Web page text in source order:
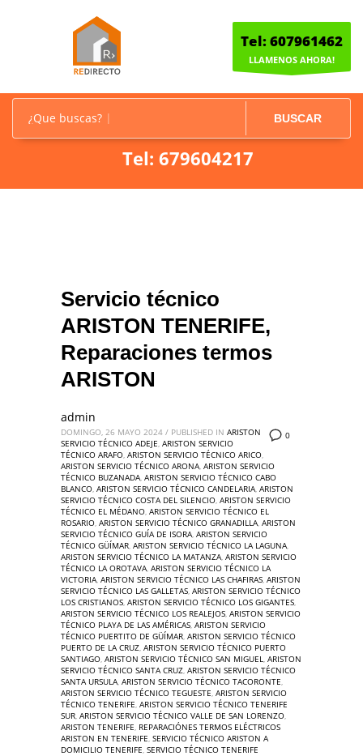
Tel: 607961462
LLAMENOS AHORA!
¿Que buscas? BUSCAR
Tel: 679604217
Servicio técnico
ARISTON TENERIFE,
Reparaciones termos
ARISTON
0
admin
DOMINGO, 26 MAYO 2024 / PUBLISHED IN ARISTON
SERVICIO TÉCNICO ADEJE, ARISTON SERVICIO
TÉCNICO ARAFO, ARISTON SERVICIO TÉCNICO ARICO,
ARISTON SERVICIO TÉCNICO ARONA, ARISTON SERVICIO
TÉCNICO BUZANADA, ARISTON SERVICIO TÉCNICO CABO
BLANCO, ARISTON SERVICIO TÉCNICO CANDELARIA, ARISTON
SERVICIO TÉCNICO COSTA DEL SILENCIO, ARISTON SERVICIO
TÉCNICO EL MÉDANO, ARISTON SERVICIO TÉCNICO EL
ROSARIO, ARISTON SERVICIO TÉCNICO GRANADILLA, ARISTON
SERVICIO TÉCNICO GUÍA DE ISORA, ARISTON SERVICIO
TÉCNICO GÜÍMAR, ARISTON SERVICIO TÉCNICO LA LAGUNA,
ARISTON SERVICIO TÉCNICO LA MATANZA, ARISTON SERVICIO
TÉCNICO LA OROTAVA, ARISTON SERVICIO TÉCNICO LA
VICTORIA, ARISTON SERVICIO TÉCNICO LAS CHAFIRAS, ARISTON
SERVICIO TÉCNICO LAS GALLETAS, ARISTON SERVICIO TÉCNICO
LOS CRISTIANOS, ARISTON SERVICIO TÉCNICO LOS GIGANTES,
ARISTON SERVICIO TÉCNICO LOS REALEJOS, ARISTON SERVICIO
TÉCNICO PLAYA DE LAS AMÉRICAS, ARISTON SERVICIO
TÉCNICO PUERTITO DE GÜÍMAR, ARISTON SERVICIO TÉCNICO
PUERTO DE LA CRUZ, ARISTON SERVICIO TÉCNICO PUERTO
SANTIAGO, ARISTON SERVICIO TÉCNICO SAN MIGUEL, ARISTON
SERVICIO TÉCNICO SANTA CRUZ, ARISTON SERVICIO TÉCNICO
SANTA URSULA, ARISTON SERVICIO TÉCNICO TACORONTE,
ARISTON SERVICIO TÉCNICO TEGUESTE, ARISTON SERVICIO
TÉCNICO TENERIFE, ARISTON SERVICIO TÉCNICO TENERIFE
SUR, ARISTON SERVICIO TÉCNICO VALLE DE SAN LORENZO,
ARISTON TENERIFE, REPARACIÓNES TERMOS ELÉCTRICOS
ARISTON EN TENERIFE, SERVICIO TÉCNICO ARISTON A
DOMICILIO TENERIFE, SERVICIO TÉCNICO TENERIFE